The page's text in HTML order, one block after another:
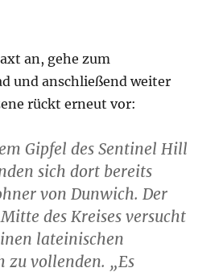
an, gehe zum
und anschließend weiter
rückt erneut vor:
Gipfel des Sentinel Hill
sich dort bereits
von Dunwich. Der
des Kreises versucht
lateinischen
zu vollenden. „Es